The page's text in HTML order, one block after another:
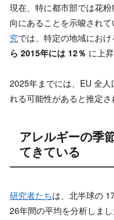
現在、特に都市部では花
向にあることを示唆されて
究では、特定の地域におけ
ら 2015年には 12％ に上
2025年までには、EU 全
れる可能性があると推定さ
アレルギーの季
てきている
研究者たちは、北半球の
26年間の平均を分析しまし